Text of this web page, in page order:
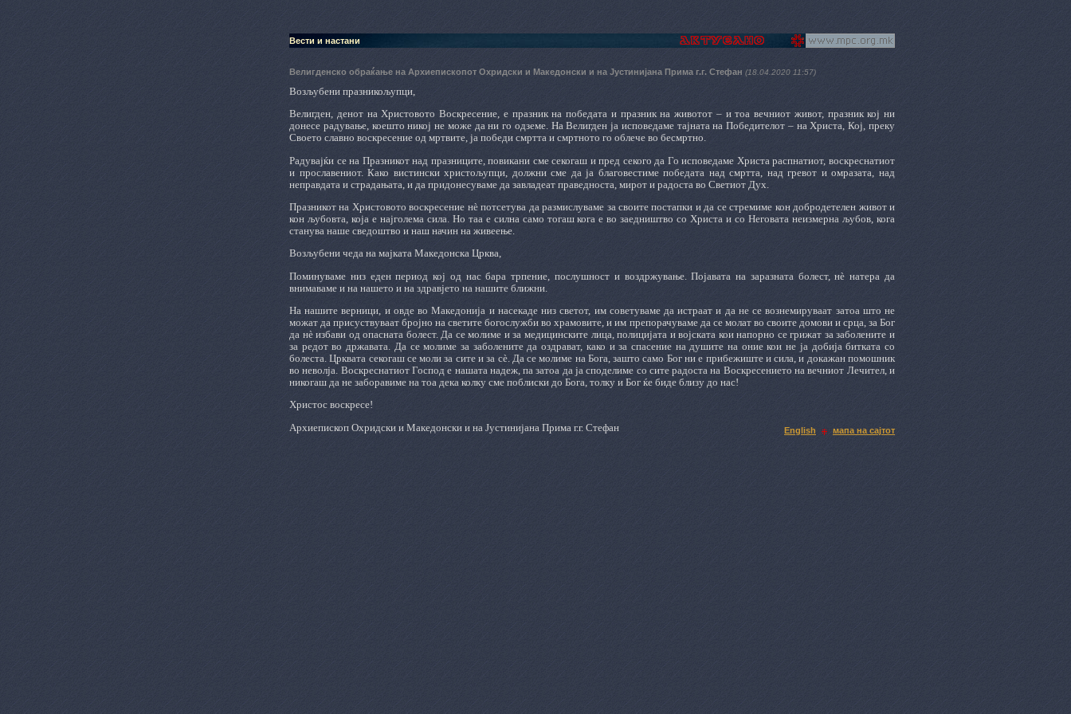
Вести и настани
Велигденско обраќање на Архиепископот Охридски и Македонски и на Јустинијана Прима г.г. Стефан (18.04.2020 11:57)
Возљубени празникољупци,
Велигден, денот на Христовото Воскресение, е празник на победата и празник на животот – и тоа вечниот живот, празник кој ни
донесе радување, коешто никој не може да ни го одземе. На Велигден ја исповедаме тајната на Победителот – на Христа, Кој, преку
Своето славно воскресение од мртвите, ја победи смртта и смртното го облече во бесмртно.
Радувајќи се на Празникот над празниците, повикани сме секогаш и пред секого да Го исповедаме Христа распнатиот, воскреснатиот
и прославениот. Како вистински христољупци, должни сме да ја благовестиме победата над смртта, над гревот и омразата, над
неправдата и страдањата, и да придонесуваме да завладеат праведноста, мирот и радоста во Светиот Дух.
Празникот на Христовото воскресение нè потсетува да размислуваме за своите постапки и да се стремиме кон добродетелен живот и
кон љубовта, која е најголема сила. Но таа е силна само тогаш кога е во заедништво со Христа и со Неговата неизмерна љубов, кога
станува наше сведоштво и наш начин на живеење.
Возљубени чеда на мајката Македонска Црква,
Поминуваме низ еден период кој од нас бара трпение, послушност и воздржување. Појавата на заразната болест, нè натера да
внимаваме и на нашето и на здравјето на нашите ближни.
На нашите верници, и овде во Македонија и насекаде низ светот, им советуваме да истраат и да не се вознемируваат затоа што не
можат да присуствуваат бројно на светите богослужби во храмовите, и им препорачуваме да се молат во своите домови и срца, за Бог
да нѐ избави од опасната болест. Да се молиме и за медицинските лица, полицијата и војската кои напорно се грижат за заболените и
за редот во државата. Да се молиме за заболените да оздрават, како и за спасение на душите на оние кои не ја добија битката со
болеста. Црквата секогаш се моли за сите и за сè. Да се молиме на Бога, зашто само Бог ни е прибежиште и сила, и докажан помошник
во неволја. Воскреснатиот Господ е нашата надеж, па затоа да ја споделиме со сите радоста на Воскресението на вечниот Лечител, и
никогаш да не заборавиме на тоа дека колку сме поблиски до Бога, толку и Бог ќе биде близу до нас!
Христос воскресе!
Архиепископ Охридски и Македонски и на Јустинијана Прима г.г. Стефан
English мапа на сајтот